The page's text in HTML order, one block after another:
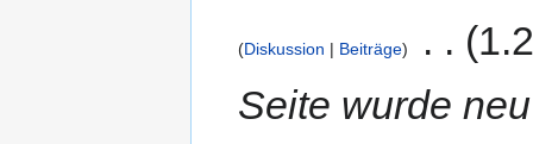
Diskussion Beiträge
Seite wurde